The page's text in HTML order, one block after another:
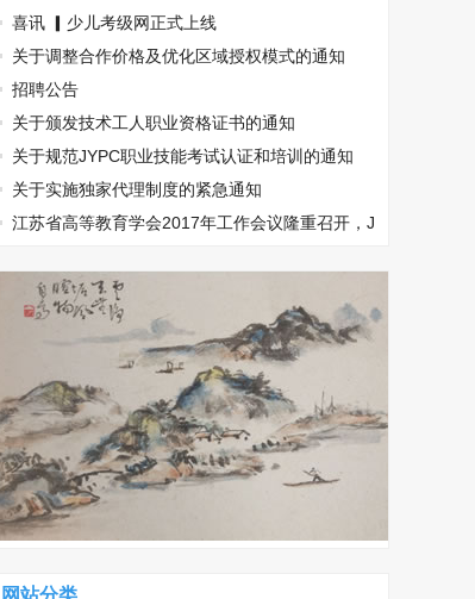
喜讯 ▎少儿考级网正式上线
关于调整合作价格及优化区域授权模式的通知
招聘公告
关于颁发技术工人职业资格证书的通知
关于规范JYPC职业技能考试认证和培训的通知
关于实施独家代理制度的紧急通知
江苏省高等教育学会2017年工作会议隆重召开，J
网站分类